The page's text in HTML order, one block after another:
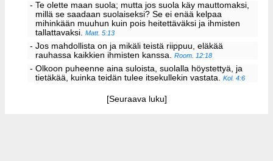
- Te olette maan suola; mutta jos suola käy mauttomaksi,
millä se saadaan suolaiseksi? Se ei enää kelpaa
mihinkään muuhun kuin pois heitettäväksi ja ihmisten
tallattavaksi.Matt. 5:13
- Jos mahdollista on ja mikäli teistä riippuu, eläkää
rauhassa kaikkien ihmisten kanssa.Room. 12:18
- Olkoon puheenne aina suloista, suolalla höystettyä, ja
tietäkää, kuinka teidän tulee itsekullekin vastata.Kol. 4:6
[Seuraava luku]